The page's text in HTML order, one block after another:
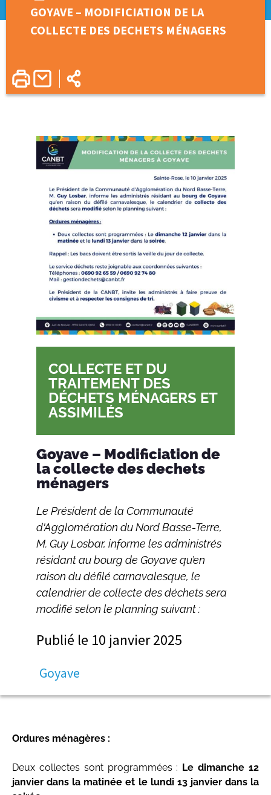
GOYAVE – MODIFICIATION DE LA
COLLECTE DES DECHETS MÉNAGERS
COLLECTE ET DU
TRAITEMENT DES
DÉCHETS MÉNAGERS ET
ASSIMILÉS
Goyave – Modificiation de
la collecte des dechets
ménagers
Le Président de la Communauté
d'Agglomération du Nord Basse-Terre,
M. Guy Losbar, informe les administrés
résidant au bourg de Goyave qu’en
raison du défilé carnavalesque, le
calendrier de collecte des déchets sera
modifié selon le planning suivant :
Publié le 10 janvier 2025
Goyave
Ordures ménagères :
Deux collectes sont programmées : Le dimanche 12
janvier dans la matinée et le lundi 13 janvier dans la